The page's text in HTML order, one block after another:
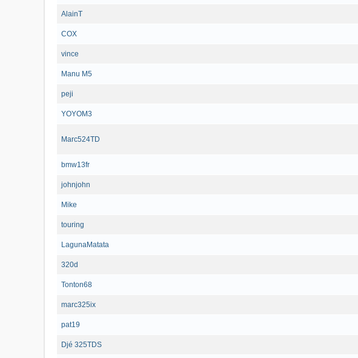
AlainT
COX
vince
Manu M5
peji
YOYOM3
Marc524TD
bmw13fr
johnjohn
Mike
touring
LagunaMatata
320d
Tonton68
marc325ix
pat19
Djé 325TDS